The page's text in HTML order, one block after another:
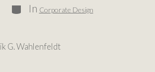
In Corporate Design
G. Wahlenfeldt